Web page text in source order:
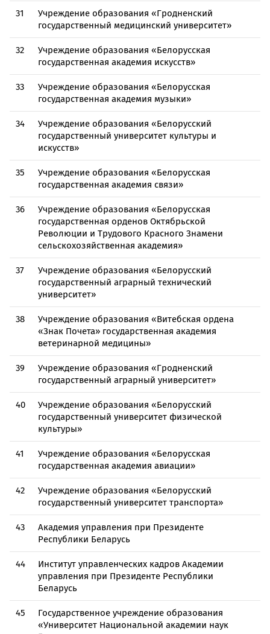
31
Учреждение образования «Гродненский
государственный медицинский университет»
32
Учреждение образования «Белорусская
государственная академия искусств»
33
Учреждение образования «Белорусская
государственная академия музыки»
34
Учреждение образования «Белорусский
государственный университет культуры и
искусств»
35
Учреждение образования «Белорусская
государственная академия связи»
36
Учреждение образования «Белорусская
государственная орденов Октябрьской
Революции и Трудового Красного Знамени
сельскохозяйственная академия»
37
Учреждение образования «Белорусский
государственный аграрный технический
университет»
38
Учреждение образования «Витебская ордена
«Знак Почета» государственная академия
ветеринарной медицины»
39
Учреждение образования «Гродненский
государственный аграрный университет»
40
Учреждение образования «Белорусский
государственный университет физической
культуры»
41
Учреждение образования «Белорусская
государственная академия авиации»
42
Учреждение образования «Белорусский
государственный университет транспорта»
43
Академия управления при Президенте
Республики Беларусь
44
Институт управленческих кадров Академии
управления при Президенте Республики
Беларусь
45
Государственное учреждение образования
«Университет Национальной академии наук